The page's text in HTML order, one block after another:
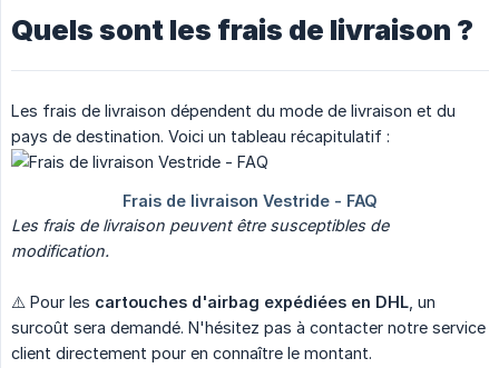
Quels sont les frais de livraison ?
Les frais de livraison dépendent du mode de livraison et du
pays de destination. Voici un tableau récapitulatif :
Les frais de livraison peuvent être susceptibles de
modification.
⚠️​ Pour les cartouches d'airbag expédiées en DHL , un
surcoût sera demandé. N'hésitez pas à contacter notre service
client directement pour en connaître le montant.